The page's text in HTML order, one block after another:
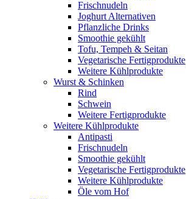
Frischnudeln
Joghurt Alternativen
Pflanzliche Drinks
Smoothie gekühlt
Tofu, Tempeh & Seitan
Vegetarische Fertigprodukte
Weitere Kühlprodukte
Wurst & Schinken
Rind
Schwein
Weitere Fertigprodukte
Weitere Kühlprodukte
Antipasti
Frischnudeln
Smoothie gekühlt
Vegetarische Fertigprodukte
Weitere Kühlprodukte
Öle vom Hof